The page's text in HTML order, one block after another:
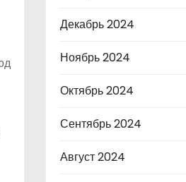
Декабрь 2024
Ноябрь 2024
Октябрь 2024
Сентябрь 2024
Август 2024